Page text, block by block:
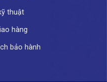
thuật
hàng
bảo hành